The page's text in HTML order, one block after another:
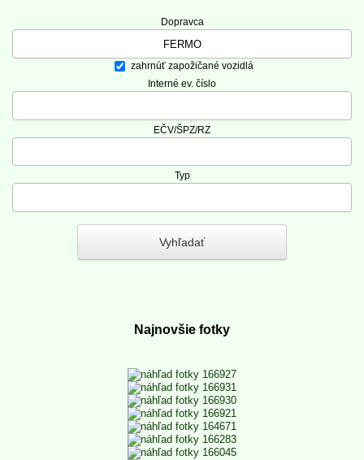
Dopravca
zahrnúť zapožičané vozidlá
Interné ev. číslo
EČV/ŠPZ/RZ
Typ
Najnovšie fotky